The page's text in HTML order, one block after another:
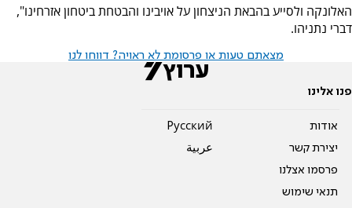
האלונקה ולסייע בהבאת הניצחון על אויבינו והבטחת ביטחון אזרחינו",
דברי נתניהו.
מצאתם טעות או פרסומת לא ראויה? דווחו לנו
פנו אלינו
אודות
יצירת קשר
פרסמו אצלנו
תנאי שימוש
Pусский
عربية